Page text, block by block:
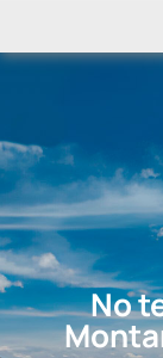
No